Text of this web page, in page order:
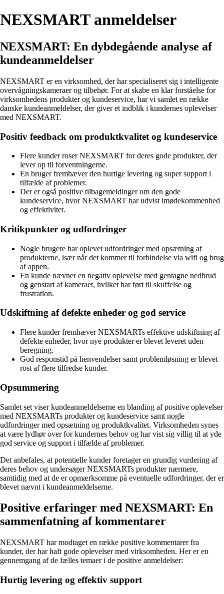
NEXSMART anmeldelser
NEXSMART: En dybdegående analyse af
kundeanmeldelser
NEXSMART er en virksomhed, der har specialiseret sig i intelligente
overvågningskameraer og tilbehør. For at skabe en klar forståelse for
virksomhedens produkter og kundeservice, har vi samlet en række
danske kundeanmeldelser, der giver et indblik i kundernes oplevelser
med NEXSMART.
Positiv feedback om produktkvalitet og kundeservice
Flere kunder roser NEXSMART for deres gode produkter, der
lever op til forventningerne.
En bruger fremhæver den hurtige levering og super support i
tilfælde af problemer.
Der er også positive tilbagemeldinger om den gode
kundeservice, hvor NEXSMART har udvist imødekommenhed
og effektivitet.
Kritikpunkter og udfordringer
Nogle brugere har oplevet udfordringer med opsætning af
produkterne, især når det kommer til forbindelse via wifi og brug
af appen.
En kunde nævner en negativ oplevelse med gentagne nedbrud
og genstart af kameraet, hvilket har ført til skuffelse og
frustration.
Udskiftning af defekte enheder og god service
Flere kunder fremhæver NEXSMARTs effektive udskiftning af
defekte enheder, hvor nye produkter er blevet leveret uden
beregning.
God responstid på henvendelser samt problemløsning er blevet
rost af flere tilfredse kunder.
Opsummering
Samlet set viser kundeanmeldelserne en blanding af positive oplevelser
med NEXSMARTs produkter og kundeservice samt nogle
udfordringer med opsætning og produktkvalitet. Virksomheden synes
at være lydhør over for kundernes behov og har vist sig villig til at yde
god service og support i tilfælde af problemer.
Det anbefales, at potentielle kunder foretager en grundig vurdering af
deres behov og undersøger NEXSMARTs produkter nærmere,
samtidig med at de er opmærksomme på eventuelle udfordringer, der er
blevet nævnt i kundeanmeldelserne.
Positive erfaringer med NEXSMART: En
sammenfatning af kommentarer
NEXSMART har modtaget en række positive kommentarer fra
kunder, der har haft gode oplevelser med virksomheden. Her er en
gennemgang af de fælles temaer i de positive anmeldelser:
Hurtig levering og effektiv support